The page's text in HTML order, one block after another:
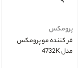
پرومکس
فر کننده مو پرومکس
مدل 4732K